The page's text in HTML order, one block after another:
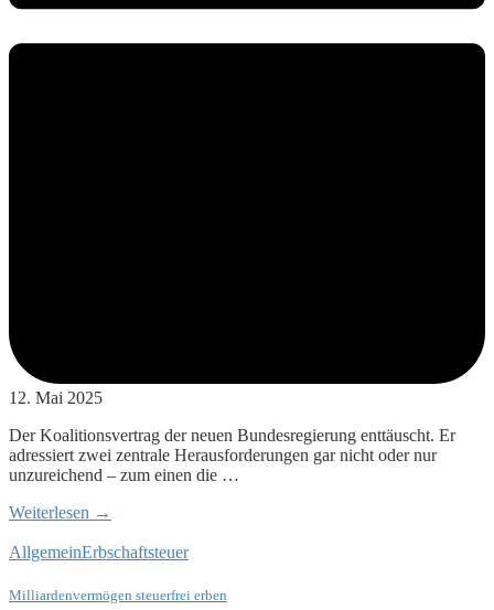
12. Mai 2025
Der Koalitionsvertrag der neuen Bundesregierung enttäuscht. Er
adressiert zwei zentrale Herausforderungen gar nicht oder nur
unzureichend – zum einen die …
Weiterlesen →
AllgemeinErbschaftsteuer
Milliardenvermögen steuerfrei erben